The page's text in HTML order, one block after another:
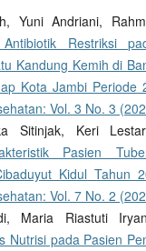
Yuni Andriani,
Antibiotik Restriksi
Kandung Kemih di
Kota Jambi Periode
Vol. 3 No. 3
Sitinjak, Keri
Pasien
Kidul Tahun
Vol. 7 No. 2
Maria Riastuti
Nutrisi pada Pasien